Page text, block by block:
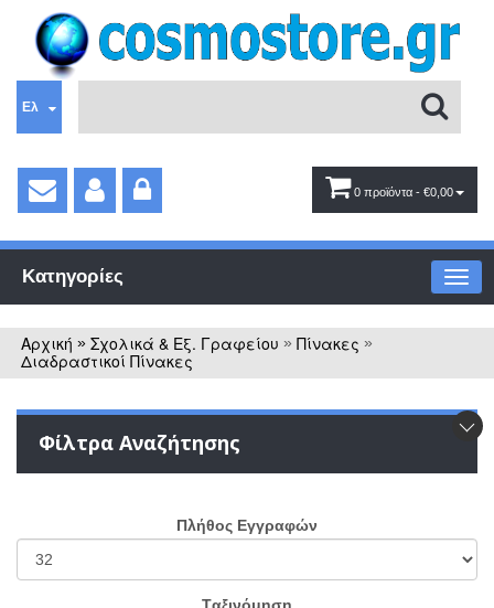
Ελ
0 προϊόντα - €0,00
Κατηγορίες
Αρχική » Σχολικά & Εξ. Γραφείου » Πίνακες »
Διαδραστικοί Πίνακες
Φίλτρα Αναζήτησης
Πλήθος Εγγραφών
Tαξινόμηση